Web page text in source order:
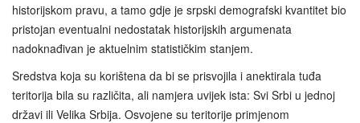
historijskom pravu, a tamo gdje je srpski demografski kvantitet bio
pristojan eventualni nedostatak historijskih argumenata
nadoknađivan je aktuelnim statističkim stanjem.
Sredstva koja su korištena da bi se prisvojila i anektirala tuđa
teritorija bila su različita, ali namjera uvijek ista: Svi Srbi u jednoj
državi ili Velika Srbija. Osvojene su teritorije primjenom